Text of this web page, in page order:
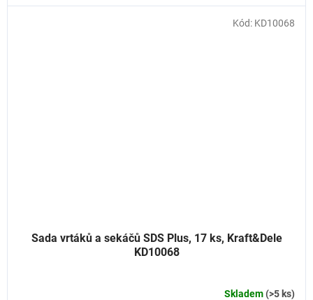
Sada vrtáků a sekáčů SDS Plus, 17 ks, Kraft&Dele
KD10068
Skladem(>5 ks)
Kód: KD10068